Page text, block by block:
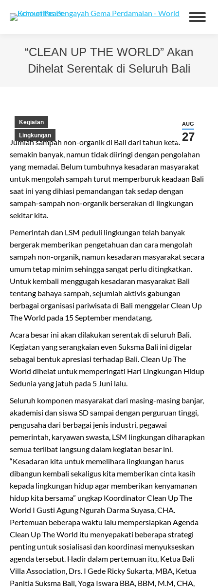
“CLEAN UP THE WORLD” Akan
Dihelat Serentak di Seluruh Bali
AUG
27
Kegiatan
Lingkungan
Jumlah sampah non-organik di Bali dari tahun ketahun
semakin banyak, namun tidak diiringi dengan pengolahan
yang memadai. Belum tumbuhnya kesadaran masyarakat
untuk mengolah sampah turut memperburuk keadaan Bali
saat ini yang dihiasi pemandangan tak sedap dengan
sampah-sampah non-organik berserakan di lingkungan
sekitar kita.
Pemerintah dan LSM peduli lingkungan telah banyak
bergerak memberikan pengetahuan dan cara mengolah
sampah non-organik, namun kesadaran masyarakat secara
umum tetap minim sehingga sangat perlu ditingkatkan.
Untuk kembali menggugah kesadaran masyarakat Bali
tentang bahaya sampah, sejumlah aktivis gabungan
berbagai organisasi pariwisata di Bali menggelar Clean Up
The World pada 15 September mendatang.
Acara besar ini akan dilakukan serentak di seluruh Bali.
Kegiatan yang serangkaian even Suksma Bali ini digelar
sebagai bentuk apresiasi terhadap Bali. Clean Up The
World dihelat untuk memperingati Hari Lingkungan Hidup
Sedunia yang jatuh pada 5 Juni lalu.
Seluruh komponen masyarakat dari masing-masing banjar,
akademisi dan siswa SD sampai dengan perguruan tinggi,
pengusaha dari berbagai jenis industri, pegawai
pemerintah, karyawan swasta, LSM lingkungan diharapkan
semua terlibat langsung dalam kegiatan besar ini.
“Kesadaran kita untuk memelihara lingkungan harus
dibangun kembali sekaligus kita memberikan cinta kasih
kepada lingkungan hidup agar memberikan kenyamanan
hidup kita bersama” ungkap Koordinator Clean Up The
World I Gusti Agung Ngurah Darma Suyasa, CHA.
Pertemuan beberapa waktu lalu mempersiapkan Agenda
Clean Up The World itu menyepakati beberapa strategi
penting untuk sosialisasi dan koordinasi menyukseskan
agenda tersebut. Hadir dalam pertemuan itu, Ketua Bali
Villa Association, Drs. I Gede Ricky Sukarta, MBA, Ketua
Panitia Suksma Bali, Yoga Iswara BBA, BBM, M.M, CHA,